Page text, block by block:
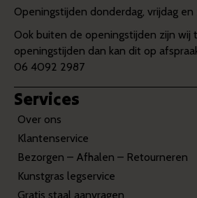
Openingstijden donderdag, vrijdag
Ook buiten de openingstijden zijn wij
openingstijden dan kan dit op
06 4092 2987
Services
Over ons
Klantenservice
Bezorgen – Afhalen – Retourneren
Kunstgras legservice
Gratis staal aanvragen